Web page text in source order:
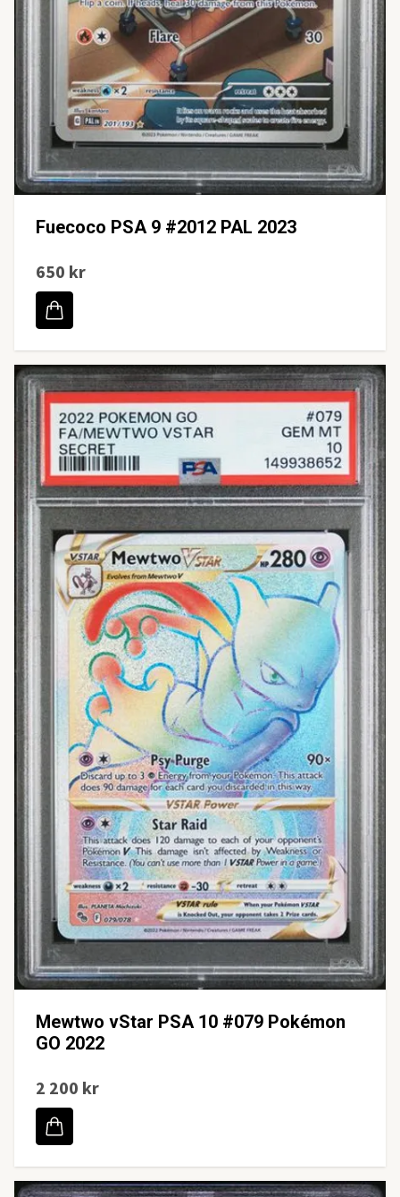
Fuecoco PSA 9 #2012 PAL 2023
650 kr
Mewtwo vStar PSA 10 #079 Pokémon
GO 2022
2 200 kr